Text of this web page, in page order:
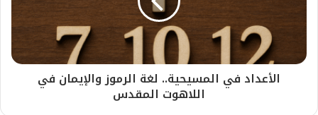
الأعداد في المسيحية.. لغة الرموز والإيمان في
اللاهوت المقدس